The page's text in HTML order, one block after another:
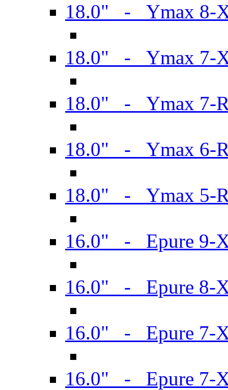
18.0" - Ymax 8-
18.0" - Ymax 7-
18.0" - Ymax 7-
18.0" - Ymax 6-
18.0" - Ymax 5-
16.0" - Epure 9-
16.0" - Epure 8-
16.0" - Epure 7-
16.0" - Epure 7-